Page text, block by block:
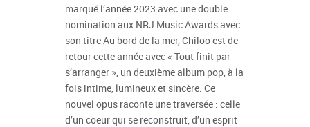
marqué l’année 2023 avec une double
nomination aux NRJ Music Awards avec
son titre Au bord de la mer, Chiloo est de
retour cette année avec « Tout finit par
s’arranger », un deuxième album pop, à la
fois intime, lumineux et sincère. Ce
nouvel opus raconte une traversée : celle
d’un coeur qui se reconstruit, d’un esprit